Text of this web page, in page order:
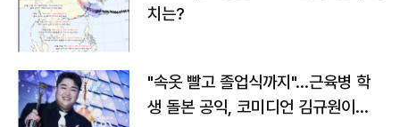
치는?
"속옷 빨고 졸업식까지"…근육병 학
생 돌본 공익, 코미디언 김규원이었